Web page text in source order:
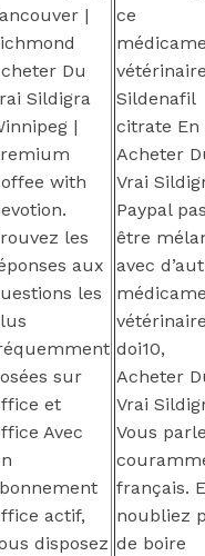
|
Du
Sildigra
|
with
les
aux
les
sur
et
Avec
actif,
disposez
ce
Sildenafil
citrate En
Acheter
Vrai
Paypal
être
avec
doi10,
Acheter
Vrai
Vous
français.
noubliez
de boire